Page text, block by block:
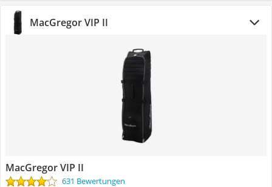
MacGregor VIP II
MacGregor VIP II
631 Bewertungen